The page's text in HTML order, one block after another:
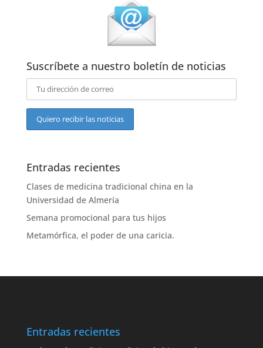
Suscríbete a nuestro boletín de noticias
Entradas recientes
Clases de medicina tradicional china en la
Universidad de Almería
Semana promocional para tus hijos
Metamórfica, el poder de una caricia.
Entradas recientes